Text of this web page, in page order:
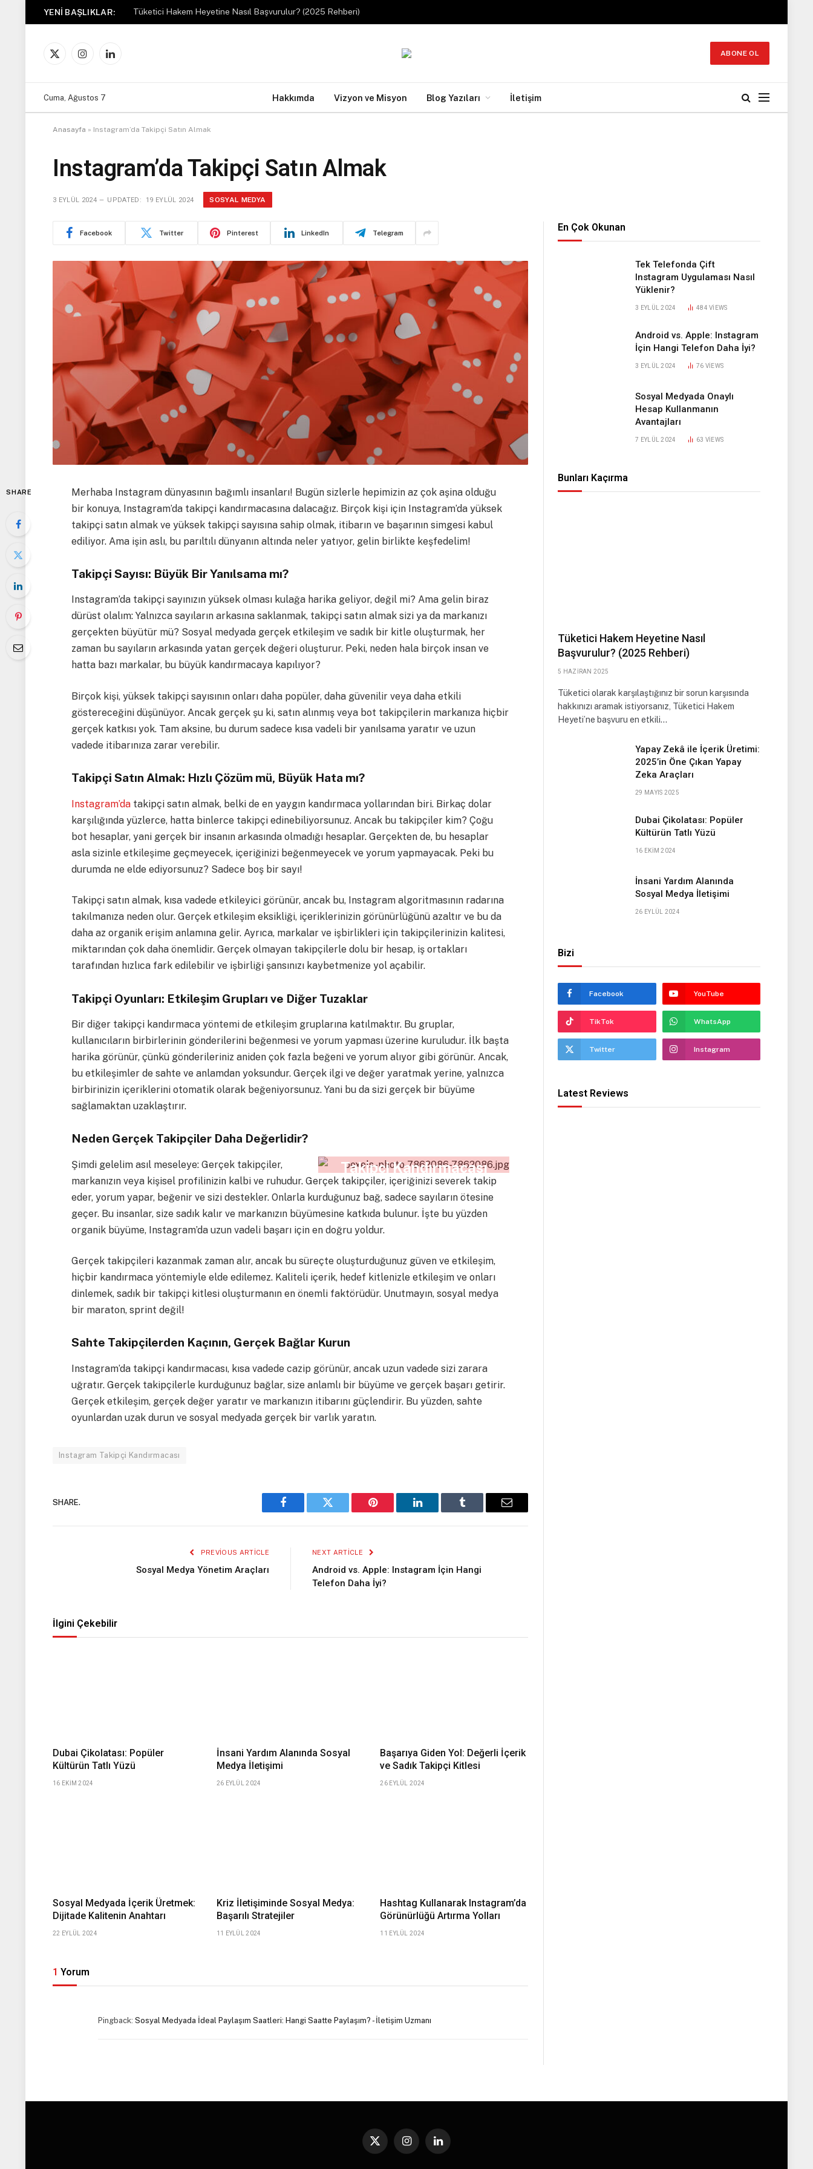
YENI BAŞLIKLAR: Tüketici Hakem Heyetine Nasıl Başvurulur? (2025 Rehberi)
X
InstagramLinkedIn
ABONE OL
Cuma, Ağustos 7 Hakkımda Vizyon ve Misyon Blog Yazıları İletişim
Anasayfa » Instagram’da Takipçi Satın Almak
Instagram’da Takipçi Satın Almak
3 EYLÜL 2024 UPDATED: 19 EYLÜL 2024 SOSYAL MEDYA
Facebook Twitter Pinterest LinkedIn Telegram
SHARE
Merhaba Instagram dünyasının bağımlı insanları! Bugün sizlerle hepimizin az çok aşina olduğu
bir konuya, Instagram’da takipçi kandırmacasına dalacağız. Birçok kişi için Instagram’da yüksek
takipçi satın almak ve yüksek takipçi sayısına sahip olmak, itibarın ve başarının simgesi kabul
ediliyor. Ama işin aslı, bu parıltılı dünyanın altında neler yatıyor, gelin birlikte keşfedelim!
Takipçi Sayısı: Büyük Bir Yanılsama mı?
Instagram’da takipçi sayınızın yüksek olması kulağa harika geliyor, değil mi? Ama gelin biraz
dürüst olalım: Yalnızca sayıların arkasına saklanmak, takipçi satın almak sizi ya da markanızı
gerçekten büyütür mü? Sosyal medyada gerçek etkileşim ve sadık bir kitle oluşturmak, her
zaman bu sayıların arkasında yatan gerçek değeri oluşturur. Peki, neden hala birçok insan ve
hatta bazı markalar, bu büyük kandırmacaya kapılıyor?
Birçok kişi, yüksek takipçi sayısının onları daha popüler, daha güvenilir veya daha etkili
göstereceğini düşünüyor. Ancak gerçek şu ki, satın alınmış veya bot takipçilerin markanıza hiçbir
gerçek katkısı yok. Tam aksine, bu durum sadece kısa vadeli bir yanılsama yaratır ve uzun
vadede itibarınıza zarar verebilir.
Takipçi Satın Almak: Hızlı Çözüm mü, Büyük Hata mı?
Instagram’datakipçi satın almak, belki de en yaygın kandırmaca yollarından biri. Birkaç dolar
karşılığında yüzlerce, hatta binlerce takipçi edinebiliyorsunuz. Ancak bu takipçiler kim? Çoğu
bot hesaplar, yani gerçek bir insanın arkasında olmadığı hesaplar. Gerçekten de, bu hesaplar
asla sizinle etkileşime geçmeyecek, içeriğinizi beğenmeyecek ve yorum yapmayacak. Peki bu
durumda ne elde ediyorsunuz? Sadece boş bir sayı!
Takipçi satın almak, kısa vadede etkileyici görünür, ancak bu, Instagram algoritmasının radarına
takılmanıza neden olur. Gerçek etkileşim eksikliği, içeriklerinizin görünürlüğünü azaltır ve bu da
daha az organik erişim anlamına gelir. Ayrıca, markalar ve işbirlikleri için takipçilerinizin kalitesi,
miktarından çok daha önemlidir. Gerçek olmayan takipçilerle dolu bir hesap, iş ortakları
tarafından hızlıca fark edilebilir ve işbirliği şansınızı kaybetmenize yol açabilir.
Takipçi Oyunları: Etkileşim Grupları ve Diğer Tuzaklar
Bir diğer takipçi kandırmaca yöntemi de etkileşim gruplarına katılmaktır. Bu gruplar,
kullanıcıların birbirlerinin gönderilerini beğenmesi ve yorum yapması üzerine kuruludur. İlk başta
harika görünür, çünkü gönderileriniz aniden çok fazla beğeni ve yorum alıyor gibi görünür. Ancak,
bu etkileşimler de sahte ve anlamdan yoksundur. Gerçek ilgi ve değer yaratmak yerine, yalnızca
birbirinizin içeriklerini otomatik olarak beğeniyorsunuz. Yani bu da sizi gerçek bir büyüme
sağlamaktan uzaklaştırır.
Neden Gerçek Takipçiler Daha Değerlidir?
Takipçi Kandırmacası
Şimdi gelelim asıl meseleye: Gerçek takipçiler,
markanızın veya kişisel profilinizin kalbi ve ruhudur. Gerçek takipçiler, içeriğinizi severek takip
eder, yorum yapar, beğenir ve sizi destekler. Onlarla kurduğunuz bağ, sadece sayıların ötesine
geçer. Bu insanlar, size sadık kalır ve markanızın büyümesine katkıda bulunur. İşte bu yüzden
organik büyüme, Instagram’da uzun vadeli başarı için en doğru yoldur.
Gerçek takipçileri kazanmak zaman alır, ancak bu süreçte oluşturduğunuz güven ve etkileşim,
hiçbir kandırmaca yöntemiyle elde edilemez. Kaliteli içerik, hedef kitlenizle etkileşim ve onları
dinlemek, sadık bir takipçi kitlesi oluşturmanın en önemli faktörüdür. Unutmayın, sosyal medya
bir maraton, sprint değil!
Sahte Takipçilerden Kaçının, Gerçek Bağlar Kurun
Instagram’da takipçi kandırmacası, kısa vadede cazip görünür, ancak uzun vadede sizi zarara
uğratır. Gerçek takipçilerle kurduğunuz bağlar, size anlamlı bir büyüme ve gerçek başarı getirir.
Gerçek etkileşim, gerçek değer yaratır ve markanızın itibarını güçlendirir. Bu yüzden, sahte
oyunlardan uzak durun ve sosyal medyada gerçek bir varlık yaratın.
Instagram Takipçi Kandırmacası
SHARE.
Facebook Twitter Pinterest LinkedIn Tumblr Email
PREVIOUS ARTICLE
Sosyal Medya Yönetim Araçları
NEXT ARTICLE
Android vs. Apple: Instagram İçin Hangi
Telefon Daha İyi?
İlgini Çekebilir
Dubai Çikolatası: Popüler
Kültürün Tatlı Yüzü
16 EKIM 2024
İnsani Yardım Alanında Sosyal
Medya İletişimi
26 EYLÜL 2024
Başarıya Giden Yol: Değerli İçerik
ve Sadık Takipçi Kitlesi
26 EYLÜL 2024
Sosyal Medyada İçerik Üretmek:
Dijitade Kalitenin Anahtarı
22 EYLÜL 2024
Kriz İletişiminde Sosyal Medya:
Başarılı Stratejiler
11 EYLÜL 2024
Hashtag Kullanarak Instagram’da
Görünürlüğü Artırma Yolları
11 EYLÜL 2024
1 Yorum
Pingback: Sosyal Medyada İdeal Paylaşım Saatleri: Hangi Saatte Paylaşım? - İletişim Uzmanı
En Çok Okunan
Tek Telefonda Çift
Instagram Uygulaması Nasıl
Yüklenir?
3 EYLÜL 2024 484VIEWS
Android vs. Apple: Instagram
İçin Hangi Telefon Daha İyi?
3 EYLÜL 2024 76 VIEWS
Sosyal Medyada Onaylı
Hesap Kullanmanın
Avantajları
7 EYLÜL 2024 63 VIEWS
Bunları Kaçırma
Tüketici Hakem Heyetine Nasıl
Başvurulur? (2025 Rehberi)
5 HAZIRAN 2025
Tüketici olarak karşılaştığınız bir sorun karşısında
hakkınızı aramak istiyorsanız, Tüketici Hakem
Heyeti’ne başvuru en etkili…
Yapay Zekâ ile İçerik Üretimi:
2025’in Öne Çıkan Yapay
Zeka Araçları
29 MAYIS 2025
Dubai Çikolatası: Popüler
Kültürün Tatlı Yüzü
16 EKIM 2024
İnsani Yardım Alanında
Sosyal Medya İletişimi
26 EYLÜL 2024
Bizi
Facebook YouTube
TikTok WhatsApp
Twitter Instagram
Latest Reviews
X
InstagramLinkedIn